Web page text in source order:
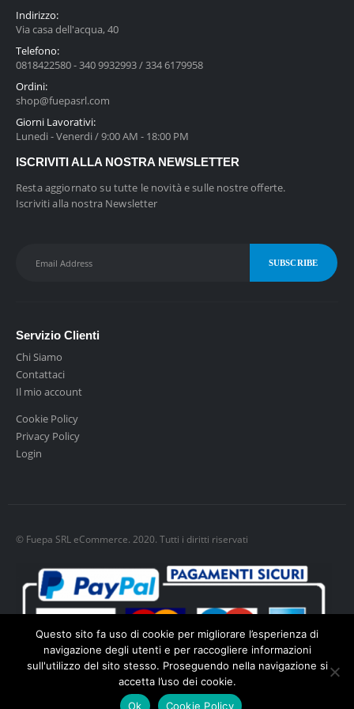
Indirizzo:
Via casa dell'acqua, 40
Telefono:
0818422580 - 340 9932993 / 334 6179958
Ordini:
shop@fuepasrl.com
Giorni Lavorativi:
Lunedi - Venerdi / 9:00 AM - 18:00 PM
ISCRIVITI ALLA NOSTRA NEWSLETTER
Resta aggiornato su tutte le novità e sulle nostre offerte.
Iscriviti alla nostra Newsletter
Servizio Clienti
Chi Siamo
Contattaci
Il mio account
Cookie Policy
Privacy Policy
Login
© Fuepa SRL eCommerce. 2020. Tutti i diritti riservati
Privacy policy
Questo sito fa uso di cookie per migliorare l’esperienza di
navigazione degli utenti e per raccogliere informazioni
sull'utilizzo del sito stesso. Proseguendo nella navigazione si
accetta l’uso dei cookie.
Ok
Cookie Policy